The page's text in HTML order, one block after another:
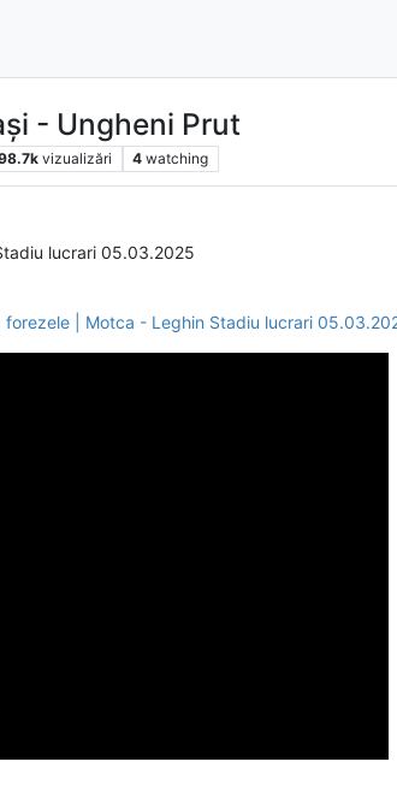
- Ungheni Prut
vizualizări 4 watching
lucrari 05.03.2025
forezele | Motca - Leghin Stadiu lucrari